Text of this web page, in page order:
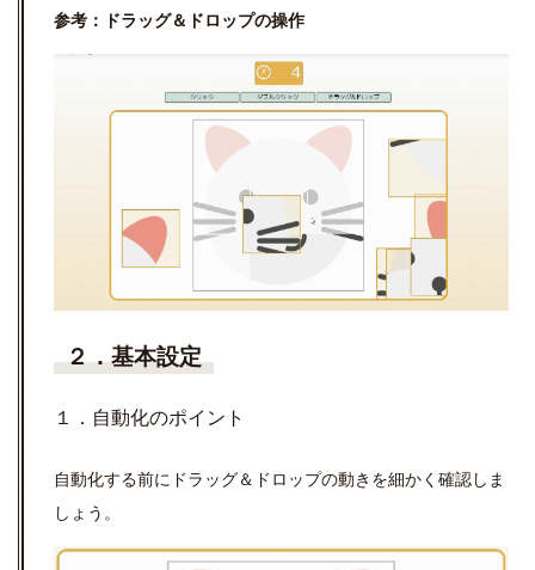
参考：ドラッグ＆ドロップの操作
２．基本設定
１．自動化のポイント
自動化する前にドラッグ＆ドロップの動きを細かく確認しま
しょう。